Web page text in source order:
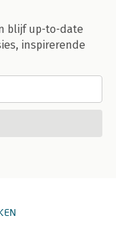
blijf up-to-date
inspirerende